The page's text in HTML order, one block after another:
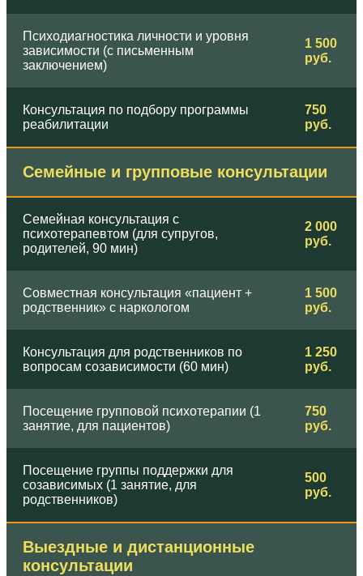
Психодиагностика личности и уровня
зависимости (с письменным
заключением)
1 500
руб.
Консультация по подбору программы
реабилитации
750
руб.
Семейные и групповые консультации
Семейная консультация с
психотерапевтом (для супругов,
родителей, 90 мин)
2 000
руб.
Совместная консультация «пациент +
родственник» с наркологом
1 500
руб.
Консультация для родственников по
вопросам созависимости (60 мин)
1 250
руб.
Посещение групповой психотерапии (1
занятие, для пациентов)
750
руб.
Посещение группы поддержки для
созависимых (1 занятие, для
родственников)
500
руб.
Выездные и дистанционные
консультации